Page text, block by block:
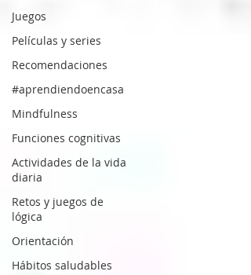
Juegos
Películas y series
Recomendaciones
#aprendiendoencasa
Mindfulness
Funciones cognitivas
Actividades de la vida
diaria
Retos y juegos de
lógica
Orientación
Hábitos saludables